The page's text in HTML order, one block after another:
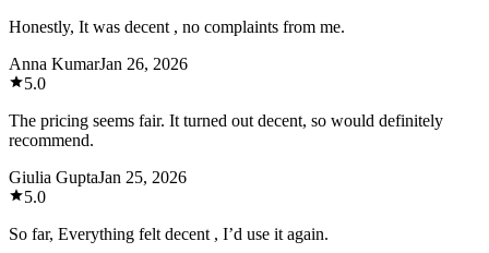
Honestly, It was decent , no complaints from me.
Anna KumarJan 26, 2026
5.0
The pricing seems fair. It turned out decent, so would definitely
recommend.
Giulia GuptaJan 25, 2026
5.0
So far, Everything felt decent , I’d use it again.